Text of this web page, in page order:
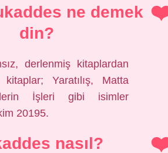
ne demek
din?
derlenmiş kitaplardan
Yaratılış, Matta
İşleri gibi isimler
20195.
nasıl?